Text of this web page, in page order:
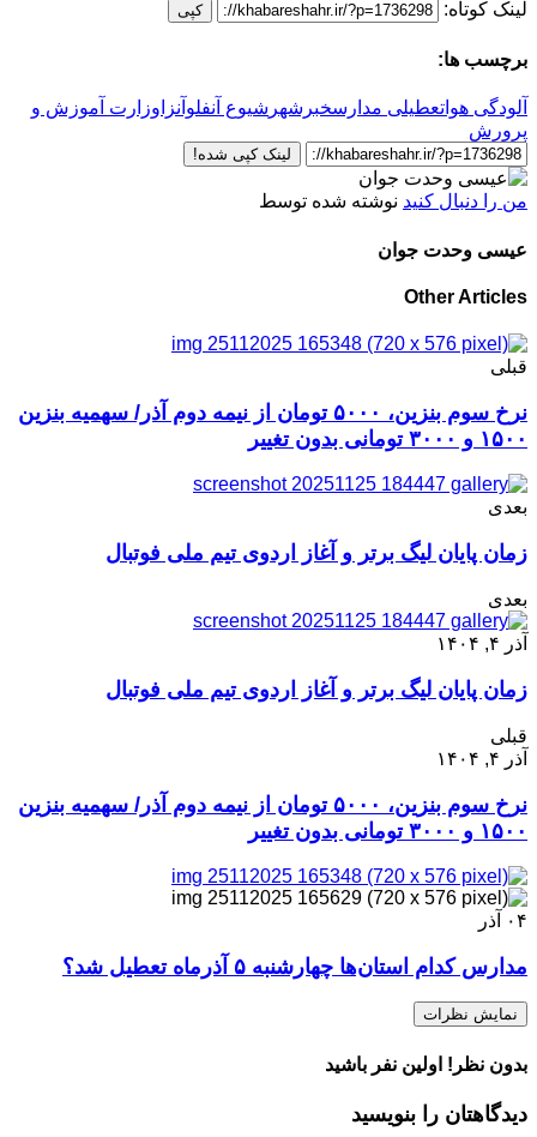
لینک کوتاه: کپی
برچسب ها:
آلودگی هوا تعطیلی مدارسخبرشهر شیوع آنفلوآنزا وزارت آموزش و
پرورش
لینک کپی شده!
من را دنبال کنید نوشته شده توسط
عیسی وحدت جوان
Other Articles
قبلی
نرخ سوم بنزین، ۵۰۰۰ تومان از نیمه دوم آذر/ سهمیه بنزین
۱۵۰۰ و ۳۰۰۰ تومانی بدون تغییر
بعدی
زمان پایان لیگ برتر و آغاز اردوی تیم ملی فوتبال
بعدی
آذر ۴, ۱۴۰۴
زمان پایان لیگ برتر و آغاز اردوی تیم ملی فوتبال
قبلی
آذر ۴, ۱۴۰۴
نرخ سوم بنزین، ۵۰۰۰ تومان از نیمه دوم آذر/ سهمیه بنزین
۱۵۰۰ و ۳۰۰۰ تومانی بدون تغییر
۰۴ آذر
مدارس کدام استان‌ها ‌چهارشنبه ۵ آذرماه تعطیل شد؟
نمایش نظرات
بدون نظر! اولین نفر باشید
دیدگاهتان را بنویسید